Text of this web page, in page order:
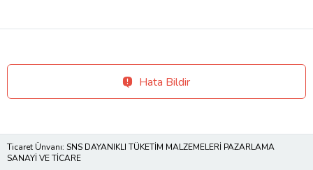
Hata Bildir
Ticaret Ünvanı: SNS DAYANIKLI TÜKETİM MALZEMELERİ PAZARLAMA
SANAYİ VE TİCARE